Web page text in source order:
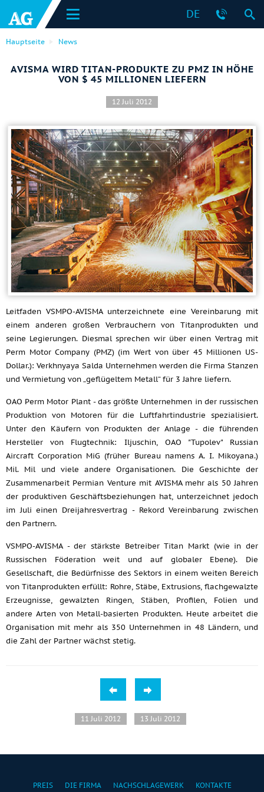
DE
Hauptseite News
AVISMA WIRD TITAN-PRODUKTE ZU PMZ IN HÖHE
VON $ 45 MILLIONEN LIEFERN
12 Juli 2012
Leitfaden VSMPO-AVISMA unterzeichnete eine Vereinbarung mit
einem anderen großen Verbrauchern von Titanprodukten und
seine Legierungen. Diesmal sprechen wir über einen Vertrag mit
Perm Motor Company (PMZ) (im Wert von über 45 Millionen US-
Dollar.): Verkhnyaya Salda Unternehmen werden die Firma Stanzen
und Vermietung von „geflügeltem Metall“ für 3 Jahre liefern.
OAO Perm Motor Plant - das größte Unternehmen in der russischen
Produktion von Motoren für die Luftfahrtindustrie spezialisiert.
Unter den Käufern von Produkten der Anlage - die führenden
Hersteller von Flugtechnik: Iljuschin,OAO "Tupolev" Russian
Aircraft Corporation MiG (früher Bureau namens A. I. Mikoyana.)
Mil. Milund viele andere Organisationen. Die Geschichte der
Zusammenarbeit Permian Venture mit AVISMA mehr als 50 Jahren
der produktiven Geschäftsbeziehungen hat, unterzeichnet jedoch
im Juli einen Dreijahresvertrag - Rekord Vereinbarung zwischen
den Partnern.
VSMPO-AVISMA - der stärkste Betreiber Titan Markt (wie in der
Russischen Föderation weit und auf globaler Ebene). Die
Gesellschaft, die Bedürfnisse des Sektors in einem weiten Bereich
von Titanprodukten erfüllt: Rohre, Stäbe, Extrusions, flachgewalzte
Erzeugnisse, gewalzten Ringen, Stäben, Profilen, Folien und
andere Arten von Metall-basierten Produkten. Heute arbeitet die
Organisation mit mehr als 350 Unternehmen in 48 Ländern, und
die Zahl der Partner wächst stetig.
11 Juli 2012 13 Juli 2012
PREIS DIE FIRMA NACHSCHLAGEWERK KONTAKTE